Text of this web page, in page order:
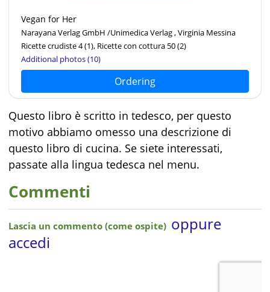
Vegan for Her
Narayana Verlag GmbH /Unimedica Verlag , Virginia Messina
Ricette crudiste 4(1), Ricette con cottura 50(2)
Additional photos (10)
Ordering
Questo libro è scritto in tedesco, per questo
motivo abbiamo omesso una descrizione di
questo libro di cucina. Se siete interessati,
passate alla lingua tedesca nel menu.
Commenti